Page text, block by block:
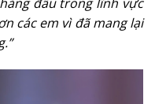
các em vì đã mang lại